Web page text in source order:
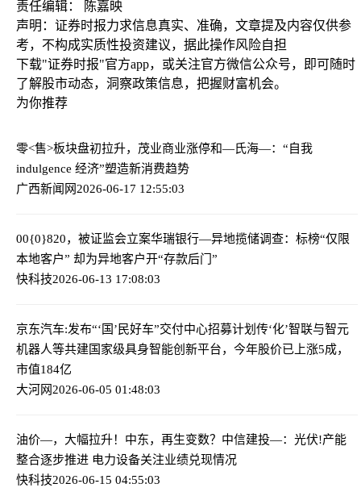
责任编辑： 陈嘉映
声明：证券时报力求信息真实、准确，文章提及内容仅供参
考，不构成实质性投资建议，据此操作风险自担
下载"证券时报"官方app，或关注官方微信公众号，即可随时
了解股市动态，洞察政策信息，把握财富机会。
为你推荐
零<售>板块盘初拉升，茂业商业涨停和—氏海—：“自我
indulgence 经济”塑造新消费趋势
广西新闻网2026-06-17 12:55:03
00{0}820，被证监会立案华瑞银行—异地揽储调查：标榜“仅限
本地客户” 却为异地客户开“存款后门”
快科技2026-06-13 17:08:03
京东汽车:发布“‘国’民好车”交付中心招募计划 传‘化’智联与智元
机器人等共建国家级具身智能创新平台，今年股价已上涨5成，
市值184亿
大河网2026-06-05 01:48:03
油价—，大幅拉升！中东，再生变数？ 中信建投—：光伏!产能
整合逐步推进 电力设备关注业绩兑现情况
快科技2026-06-15 04:55:03